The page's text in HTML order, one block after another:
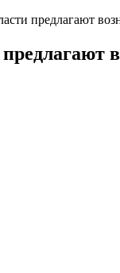
предлагают